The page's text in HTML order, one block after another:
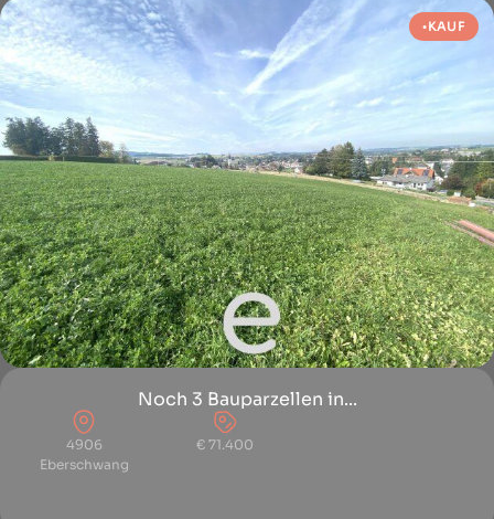
KAUF
Noch 3 Bauparzellen in...
4906
Eberschwang
€ 71.400